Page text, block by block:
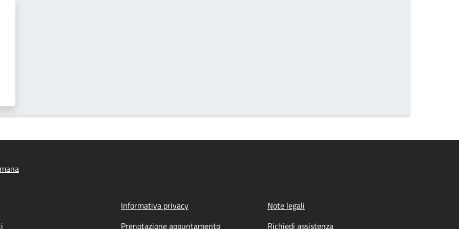
Informativa privacy
Note legali
Prenotazione appuntamento Richiedi assistenza